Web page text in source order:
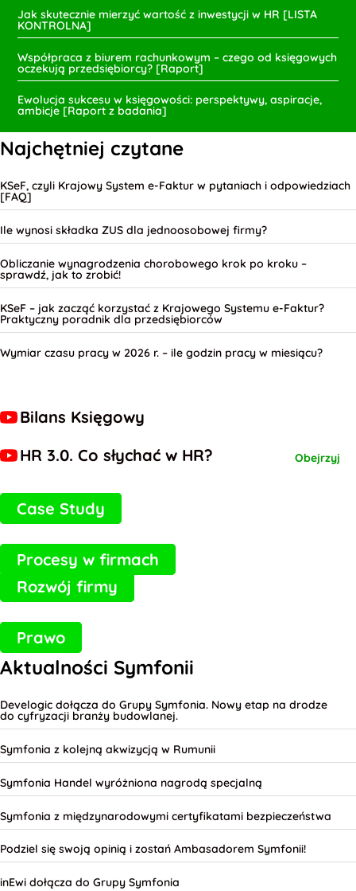
Jak skutecznie mierzyć wartość z inwestycji w HR [LISTA
KONTROLNA]
Współpraca z biurem rachunkowym – czego od księgowych
oczekują przedsiębiorcy? [Raport]
Ewolucja sukcesu w księgowości: perspektywy, aspiracje,
ambicje [Raport z badania]
Najchętniej czytane
KSeF, czyli Krajowy System e-Faktur w pytaniach i odpowiedziach
[FAQ]
Ile wynosi składka ZUS dla jednoosobowej firmy?
Obliczanie wynagrodzenia chorobowego krok po kroku –
sprawdź, jak to zrobić!
KSeF – jak zacząć korzystać z Krajowego Systemu e-Faktur?
Praktyczny poradnik dla przedsiębiorców
Wymiar czasu pracy w 2026 r. – ile godzin pracy w miesiącu?
Bilans Księgowy
HR 3.0. Co słychać w HR?
Case Study
Procesy w firmach
Rozwój firmy
Prawo
Aktualności Symfonii
Develogic dołącza do Grupy Symfonia. Nowy etap na drodze
do cyfryzacji branży budowlanej.
Symfonia z kolejną akwizycją w Rumunii
Symfonia Handel wyróżniona nagrodą specjalną
Symfonia z międzynarodowymi certyfikatami bezpieczeństwa
Podziel się swoją opinią i zostań Ambasadorem Symfonii!
inEwi dołącza do Grupy Symfonia